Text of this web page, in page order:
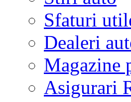
Sfaturi
Dealeri
Magazine
Asigurari